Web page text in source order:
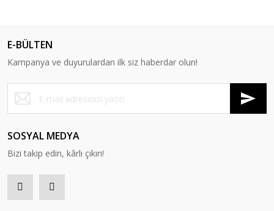
E-BÜLTEN
Kampanya ve duyurulardan ilk siz haberdar olun!
SOSYAL MEDYA
Bizi takip edin, kârlı çıkın!